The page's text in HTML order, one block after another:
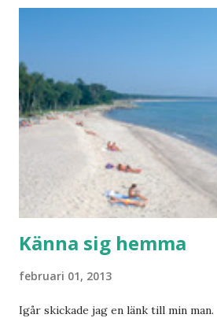
Rester med några tjejkompisar. Ska
behöver jag nog inte säga.
Känna sig hemma
februari 01, 2013
Igår skickade jag en länk till min